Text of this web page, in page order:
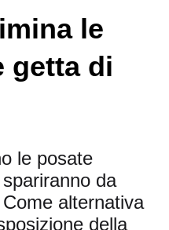
le
getta di
le posate
da
alternativa
della